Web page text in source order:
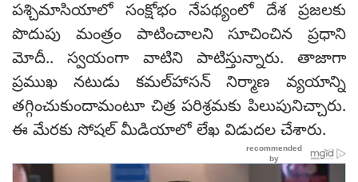
పశ్చిమాసియాలో సంక్షోభం నేపథ్యంలో దేశ ప్రజలకు
పొదుపు మంత్రం పాటించాలని సూచించిన ప్రధాని
మోదీ.. స్వయంగా వాటిని పాటిస్తున్నారు. తాజాగా
ప్రముఖ నటుడు కమల్‌హాసన్‌ నిర్మాణ వ్యయాన్ని
తగ్గించుకుందామంటూ చిత్ర పరిశ్రమకు పిలుపునిచ్చారు.
ఈ మేరకు సోషల్‌ మీడియాలో లేఖ విడుదల చేశారు.